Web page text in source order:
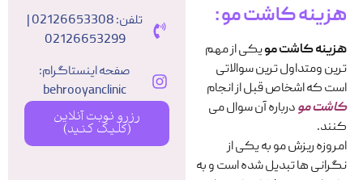
هزینه کاشت مو:
هزینه کاشت مویکی از مهم
ترین ومتداول ترین سوالاتی
است که اشخاص قبل از انجام
کاشت مودرباره آن سوال می
کنند.
امروزه ریزش مو به یکی از
نگرانی ها تبدیل شده است و به
02126653299
صفحه اینستاگرام:
behrooyanclinic
رزرو نوبت آنلاین
(کلیک کنید)